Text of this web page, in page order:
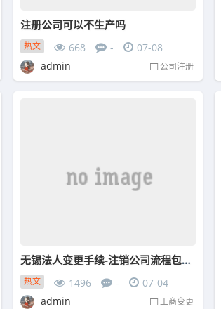
注册公司可以不生产吗
热文 668 -
07-08
admin
公司注册
无锡法人变更手续-注销公司流程包括经常遇到的常见问题
热文 1496 -
07-04
admin
工商变更